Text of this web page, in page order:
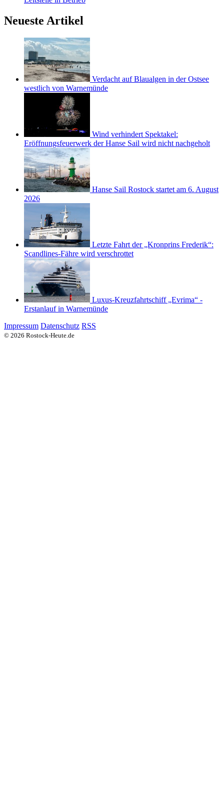
Neueste Artikel
Verdacht auf Blaualgen in der Ostsee
westlich von Warnemünde
Wind verhindert Spektakel:
Eröffnungsfeuerwerk der Hanse Sail wird nicht nachgeholt
Hanse Sail Rostock startet am 6. August
2026
Letzte Fahrt der „Kronprins Frederik“:
Scandlines-Fähre wird verschrottet
Luxus-Kreuzfahrtschiff „Evrima“ -
Erstanlauf in Warnemünde
Impressum Datenschutz RSS
© 2026 Rostock-Heute.de